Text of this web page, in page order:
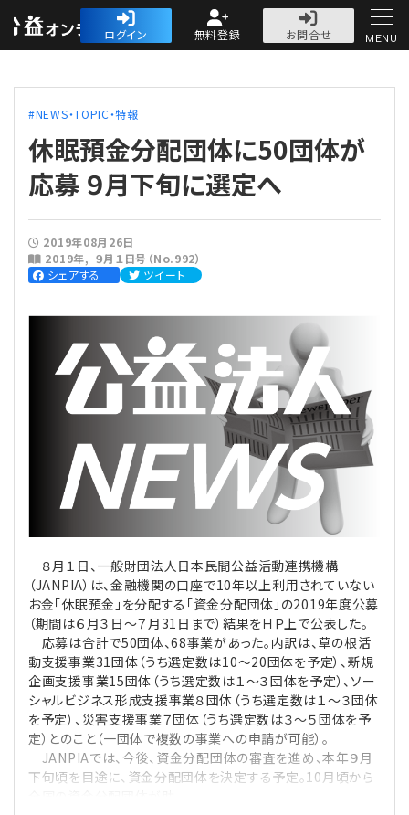
公益・一般法人オ
ログイン 無料登録
お問合せ
人気記事
法人運営
法人運営
理事会
評議員会・社員総会
理事・監事
評議員
定款関連
法改正-法人運営
会計・税務
会計・税務
定期提出書類
会計処理
寄附
インボイス
電子帳簿保存法
労務管理
給与計算
利益相反取引
法改正-法務
経営
IT
論壇
カレンダー
NEWS・TOPIC・特報
【連載】オピニオンリーダーのnote
【連載】会計相談室
【連載】これからの時代の資産運用
【連載】採用・定着・育成のための人事戦略
【連載】事例に学ぶ立入検査で想定される指摘事項
【連載】シェアコモン200インタビュー
【連載】シェアコモン200 誌上相談室
公益・一般法人オンラインとは
登録案内
専門誌一覧
お問合せ
MENU
NEWS・TOPIC・特報
休眠預金分配団体に50団体が
応募 ９月下旬に選定へ
2019年08月26日
2019年
９月１日号（No.992）
シェアする
ツイート
８月１日、一般財団法人日本民間公益活動連携機構
（JANPIA）は、金融機関の口座で10年以上利用されていない
お金「休眠預金」を分配する「資金分配団体」の2019年度公募
（期間は６月３日～７月31日まで）結果をＨＰ上で公表した。
応募は合計で50団体、68事業があった。内訳は、草の根活
動支援事業31団体（うち選定数は10～20団体を予定）、新規
企画支援事業15団体（うち選定数は１～３団体を予定）、ソー
シャルビジネス形成支援事業８団体（うち選定数は１～３団体
を予定）、災害支援事業７団体（うち選定数は３～５団体を予
定）とのこと（一団体で複数の事業への申請が可能）。
JANPIAでは、今後、資金分配団体の審査を進め、本年９月
下旬頃を目途に、資金分配団体を決定する予定。10月頃から